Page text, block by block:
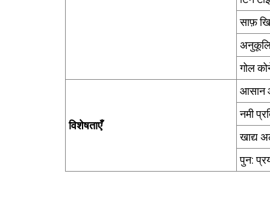
साफ़
गोल
विशेषताएँ
आसान
नमी
खाद्य
पुन: